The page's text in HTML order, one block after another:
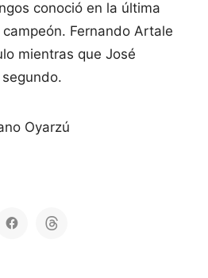
conoció en la última
Fernando Artale
mientras que José
Oyarzú